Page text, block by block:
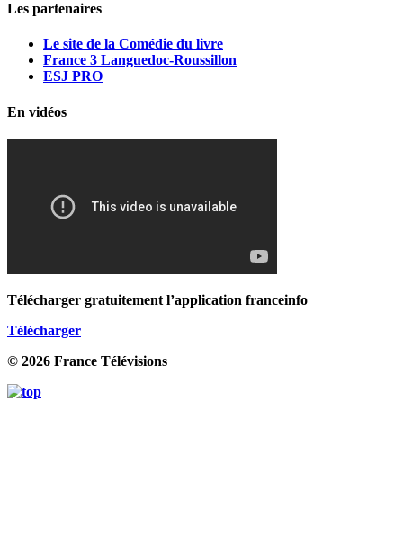
Les partenaires
Le site de la Comédie du livre
France 3 Languedoc-Roussillon
ESJ PRO
En vidéos
Télécharger gratuitement l’application franceinfo
Télécharger
© 2026 France Télévisions